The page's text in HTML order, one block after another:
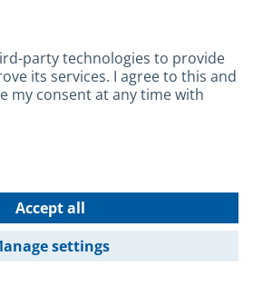
GmbH & Co. KG - Ein Service der
und der Stadtwerke München GmbH